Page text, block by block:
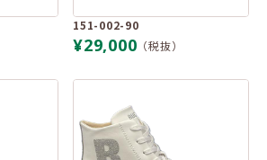
151-002-90
¥29,000 （税抜）